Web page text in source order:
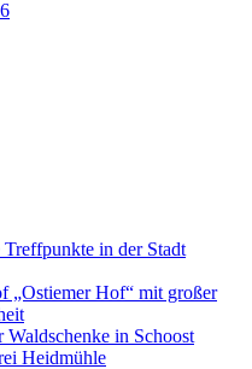
in der Stadt
„Ostiemer Hof“ mit großer
Waldschenke in Schoost
Heidmühle